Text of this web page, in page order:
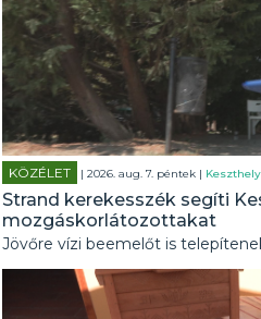
KÖZÉLET | 2026. aug. 7. péntek | Keszthely
Strand kerekesszék segíti
mozgáskorlátozottakat
Jövőre vízi beemelőt is